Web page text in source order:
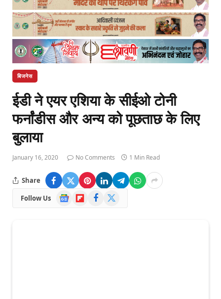
बिजनेस
ईडी ने एयर एशिया के सीईओ टोनी
फर्नांडीस और अन्‍य को पूछताछ के लिए
बुलाया
January 16, 2020 No Comments 1 Min Read
Share
Follow Us
Google
News
FlipboardFacebook